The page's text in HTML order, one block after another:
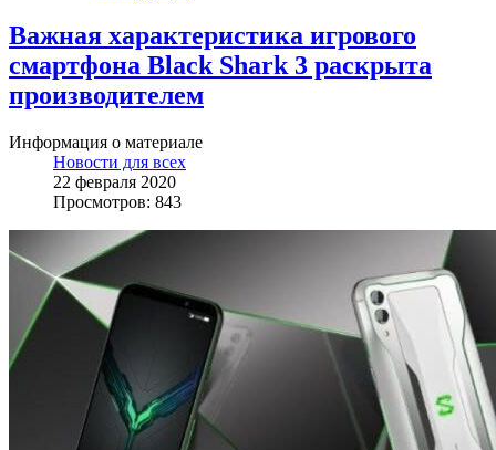
Важная характеристика игрового
смартфона Black Shark 3 раскрыта
производителем
Информация о материале
Новости для всех
22 февраля 2020
Просмотров: 843